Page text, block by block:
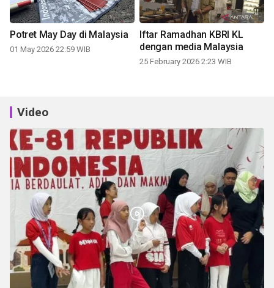
Potret May Day di Malaysia
01 May 2026 22:59 WIB
Iftar Ramadhan KBRI KL
dengan media Malaysia
25 February 2026 2:23 WIB
Video